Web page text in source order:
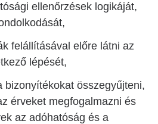
ellenőrzések logikáját,
felállításával előre látni az
lépését,
bizonyítékokat összegyűjteni,
érveket megfogalmazni és
az adóhatóság és a